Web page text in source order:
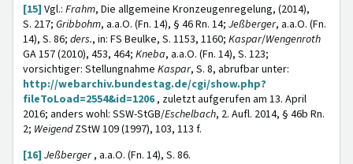
[15] Vgl.: Frahm, Die allgemeine Kronzeugenregelung, (2014),
S. 217; Gribbohm, a.a.O. (Fn. 14), § 46 Rn. 14; Jeßberger, a.a.O. (Fn.
14), S. 86; ders., in: FS Beulke, S. 1153, 1160; Kaspar/Wengenroth
GA 157 (2010), 453, 464; Kneba, a.a.O. (Fn. 14), S. 123;
vorsichtiger: Stellungnahme Kaspar, S. 8, abrufbar unter:
http://webarchiv.bundestag.de/cgi/show.php?
fileToLoad=2554&id=1206 , zuletzt aufgerufen am 13. April
2016; anders wohl: SSW-StGB/Eschelbach, 2. Aufl. 2014, § 46b Rn.
2; WeigendZStW 109 (1997), 103, 113 f.
[16] Jeßberger, a.a.O. (Fn. 14), S. 86.